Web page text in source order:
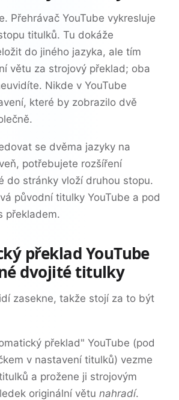
Přehrávač YouTube vykresluje
titulků. Tu dokáže
do jiného jazyka, ale tím
větu za strojový překlad; oba
Nikde v YouTube
které by zobrazilo dvě
se dvěma jazyky na
potřebujete rozšíření
do stránky vloží druhou stopu.
původní titulky YouTube a pod
překladem.
překlad YouTube
dvojité titulky
zasekne, takže stojí za to být
překlad" YouTube (pod
v nastavení titulků) vezme
a prožene ji strojovým
originální větu nahradí.